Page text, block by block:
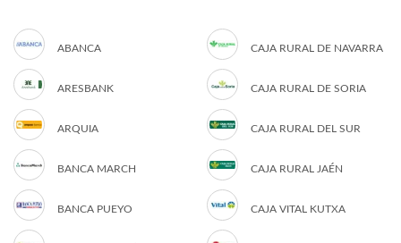
ABANCA
ARESBANK
ARQUIA
BANCA MARCH
BANCA PUEYO
CAJA RURAL DE NAVARRA
CAJA RURAL DE SORIA
CAJA RURAL DEL SUR
CAJA RURAL JAÉN
CAJA VITAL KUTXA